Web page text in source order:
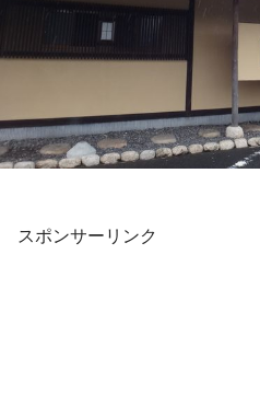
スポンサーリンク